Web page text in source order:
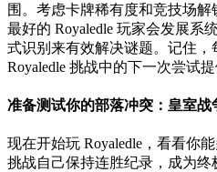
围。考虑卡牌稀有度和竞技场解
最好的 Royaledle 玩家会发展系
式识别来有效解决谜题。记住
Royaledle 挑战中的下一次尝试提
准备测试你的部落冲突：皇室战
现在开始玩 Royaledle，看看你
挑战自己保持连胜纪录，成为终